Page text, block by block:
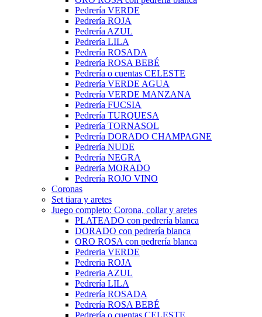
Pedrería VERDE
Pedrería ROJA
Pedrería AZUL
Pedrería LILA
Pedrería ROSADA
Pedrería ROSA BEBÉ
Pedrería o cuentas CELESTE
Pedrería VERDE AGUA
Pedrería VERDE MANZANA
Pedrería FUCSIA
Pedrería TURQUESA
Pedrería TORNASOL
Pedrería DORADO CHAMPAGNE
Pedrería NUDE
Pedrería NEGRA
Pedrería MORADO
Pedrería ROJO VINO
Coronas
Set tiara y aretes
Juego completo: Corona, collar y aretes
PLATEADO con pedrería blanca
DORADO con pedrería blanca
ORO ROSA con pedrería blanca
Pedreria VERDE
Pedreria ROJA
Pedreria AZUL
Pedrería LILA
Pedrería ROSADA
Pedrería ROSA BEBÉ
Pedrería o cuentas CELESTE